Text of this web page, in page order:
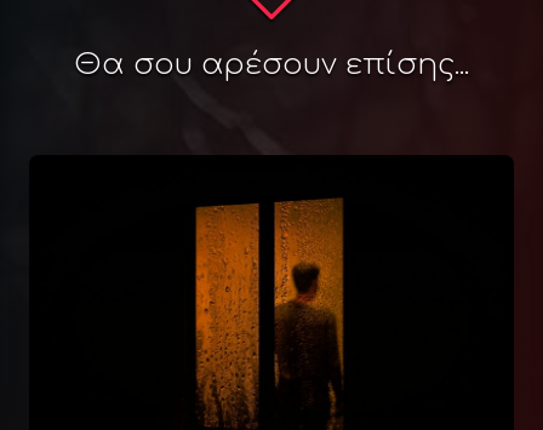
Θα σου αρέσουν επίσης...